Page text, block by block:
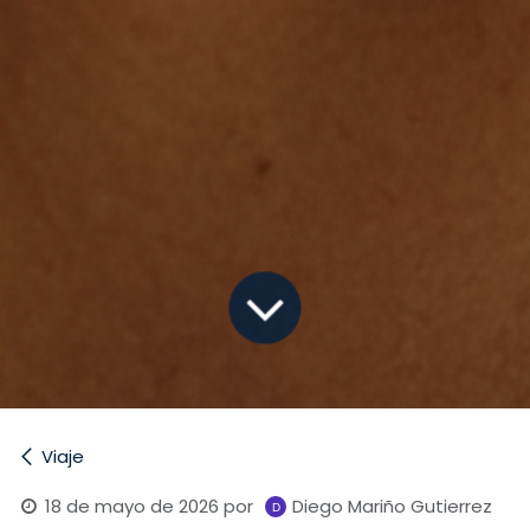
Viaje
18 de mayo de 2026 por Diego Mariño Gutierrez